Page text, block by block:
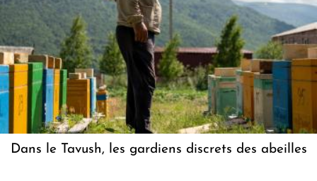
Dans le Tavush, les gardiens discrets des abeilles